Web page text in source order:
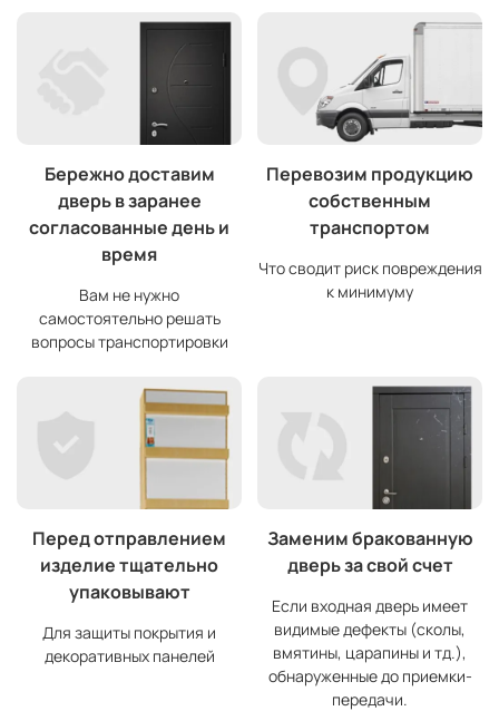
Бережно доставим
дверь в заранее
согласованные день и
время
Вам не нужно
самостоятельно решать
вопросы транспортировки
Перевозим продукцию
собственным
транспортом
Что сводит риск повреждения
к минимуму
Перед отправлением
изделие тщательно
упаковывают
Для защиты покрытия и
декоративных панелей
Заменим бракованную
дверь за свой счет
Если входная дверь имеет
видимые дефекты (сколы,
вмятины, царапины и тд.),
обнаруженные до приемки-
передачи.